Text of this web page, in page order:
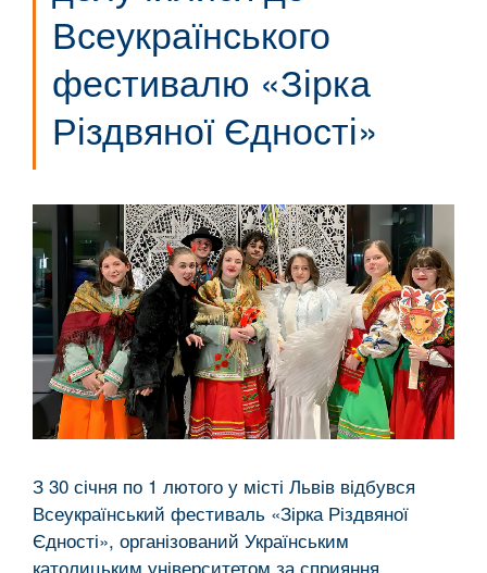
Всеукраїнського
фестивалю «Зірка
Різдвяної Єдності»
З 30 січня по 1 лютого у місті Львів відбувся
Всеукраїнський фестиваль «Зірка Різдвяної
Єдності», організований Українським
католицьким університетом за сприяння